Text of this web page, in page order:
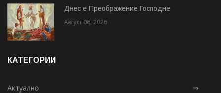
Днес е Преображение Господне
Август 06, 2026
КАТЕГОРИИ
Актуално ⇒